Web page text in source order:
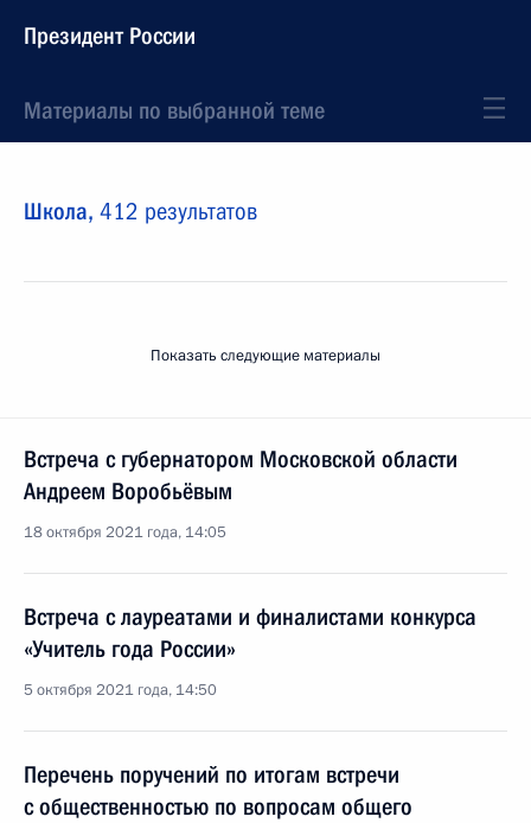
Президент России
Материалы по выбранной теме
Школа, 412 результатов
Показать следующие материалы
Встреча с губернатором Московской области
Андреем Воробьёвым
18 октября 2021 года, 14:05
Встреча с лауреатами и финалистами конкурса
«Учитель года России»
5 октября 2021 года, 14:50
Перечень поручений по итогам встречи
с общественностью по вопросам общего